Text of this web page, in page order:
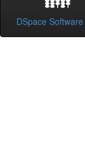
DSpace Software